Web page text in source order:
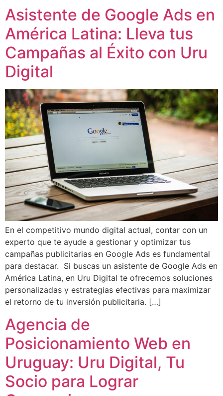
Asistente de Google Ads en
América Latina: Lleva tus
Campañas al Éxito con Uru
Digital
En el competitivo mundo digital actual, contar con un
experto que te ayude a gestionar y optimizar tus
campañas publicitarias en Google Ads es fundamental
para destacar. Si buscas un asistente de Google Ads en
América Latina, en Uru Digital te ofrecemos soluciones
personalizadas y estrategias efectivas para maximizar
el retorno de tu inversión publicitaria. […]
Agencia de
Posicionamiento Web en
Uruguay: Uru Digital, Tu
Socio para Lograr